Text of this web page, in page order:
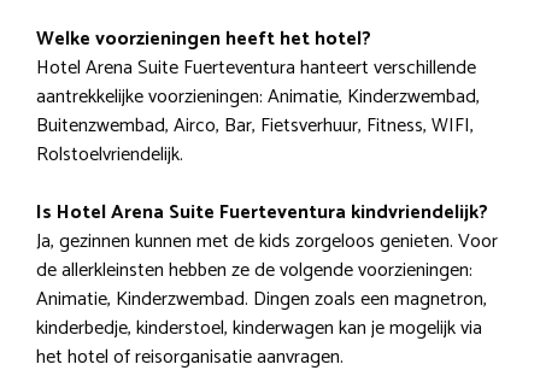
Welke voorzieningen heeft het hotel?
Hotel Arena Suite Fuerteventura hanteert verschillende
aantrekkelijke voorzieningen: Animatie, Kinderzwembad,
Buitenzwembad, Airco, Bar, Fietsverhuur, Fitness, WIFI,
Rolstoelvriendelijk.
Is Hotel Arena Suite Fuerteventura kindvriendelijk?
Ja, gezinnen kunnen met de kids zorgeloos genieten. Voor
de allerkleinsten hebben ze de volgende voorzieningen:
Animatie, Kinderzwembad. Dingen zoals een magnetron,
kinderbedje, kinderstoel, kinderwagen kan je mogelijk via
het hotel of reisorganisatie aanvragen.